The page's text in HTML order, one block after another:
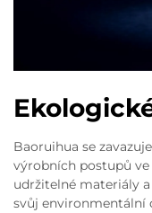
Baoruihua se
výrobních postupů
udržitelné materiály
svůj environmentální